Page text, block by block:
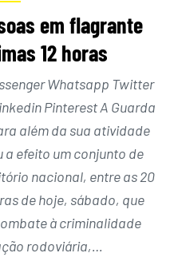
em flagrante
12 horas
Whatsapp Twitter
Pinterest A Guarda
além da sua atividade
efeito um conjunto de
nacional, entre as 20
de hoje, sábado, que
à criminalidade
rodoviária,…